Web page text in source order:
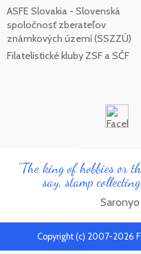
ASFE Slovakia - Slovenská
spoločnosť zberateľov
známkových území (SSZZÚ)
Filatelistické kluby ZSF a SČF
"The king of hobbies or
say, stamp
Copyright (c) 2007-2026